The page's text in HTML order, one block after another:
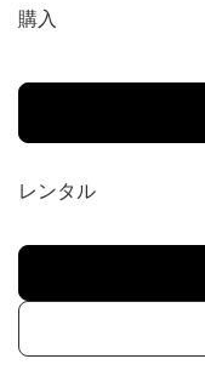
購入
レンタル